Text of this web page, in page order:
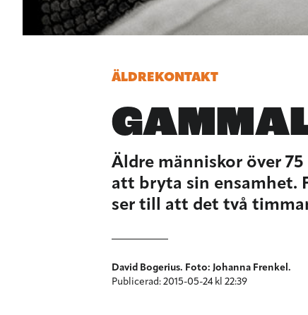
ÄLDREKONTAKT
Äldre människor över
att bryta sin ensamhet.
ser till att det två
David Bogerius. Foto: Johanna Frenkel.
Publicerad: 2015-05-24 kl 22:39